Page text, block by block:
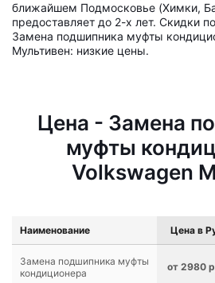
ближайшем Подмосковье (Химки,
предоставляет до 2-х лет. Скидки
Замена подшипника муфты
Мультивен: низкие цены.
Цена - Замена
муфты
Volkswagen
Наименование Цена в
Замена подшипника муфты
кондиционера
от 2980